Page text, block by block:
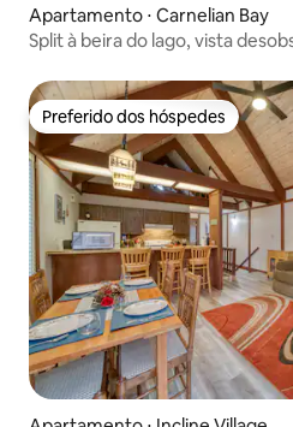
Apartamento ⋅ Carnelian Bay
Split à beira do lago, vista
Preferido dos hóspedes
Preferido dos hóspedes